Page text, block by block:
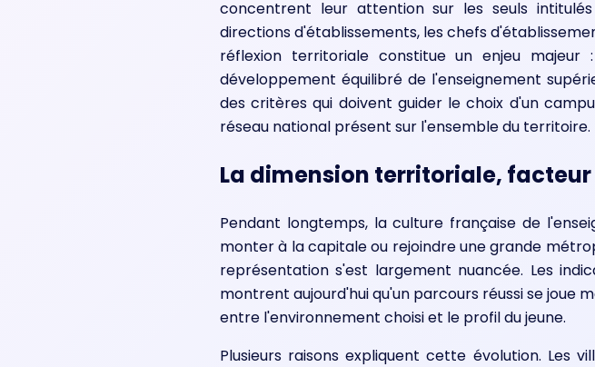
concentrent leur attention sur les seuls
directions d'établissements, les chefs
réflexion territoriale constitue un enjeu
développement équilibré de l'enseignement
des critères qui doivent guider le choix d'un
réseau national présent sur l'ensemble du territoire.
La dimension territoriale,
Pendant longtemps, la culture française de
monter à la capitale ou rejoindre une grande
représentation s'est largement nuancée. Les
montrent aujourd'hui qu'un parcours réussi se joue
entre l'environnement choisi et le profil du jeune.
Plusieurs raisons expliquent cette évolution. Les